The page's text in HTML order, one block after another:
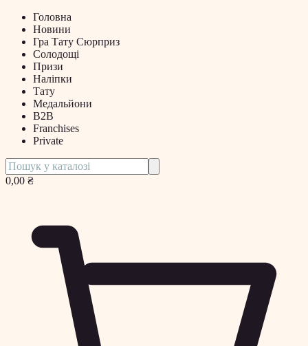
Головна
Новини
Гра Тату Сюрприз
Солодощі
Призи
Наліпки
Тату
Медальйони
B2B
Franchises
Private
0,00 ₴